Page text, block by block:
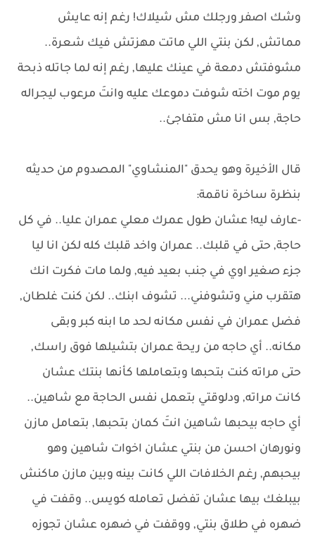
وشك اصفر ورجلك مش شيلاك! رغم إنه عايش
مماتش, لكن بنتي اللي ماتت مهزتش فيك شعرة..
مشوفتش دمعة في عينك عليها, رغم إنه لما جاتله ذبحة
يوم موت اخته شوفت دموعك عليه وانتَ مرعوب ليجراله
حاجة, بس انا مش متفاجئ..
قال الأخيرة وهو يحدق "المنشاوي" المصدوم من حديثه
بنظرة ساخرة ناقمة:
-عارف ليه! عشان طول عمرك معلي عمران عليا.. في كل
حاجة, حتى في قلبك.. عمران واخد قلبك كله لكن انا ليا
جزء صغير اوي في جنب بعيد فيه, ولما مات فكرت انك
هتقرب مني وتشوفني... تشوف ابنك.. لكن كنت غلطان,
فضل عمران في نفس مكانه لحد ما ابنه كبر وبقى
مكانه.. أي حاجه من ريحة عمران بتشيلها فوق راسك,
حتى مراته كنت بتحبها وبتعاملها كأنها بنتك عشان
كانت مراته, ودلوقتي بتعمل نفس الحاجة مع شاهين..
أي حاجه بيحبها شاهين انتَ كمان بتحبها, بتعامل مازن
ونورهان احسن من بنتي عشان اخوات شاهين وهو
بيحبهم, رغم الخلافات اللي كانت بينه وبين مازن ماكنش
بيبلغك بيها عشان تفضل تعامله كويس.. وقفت في
ضهره في طلاق بنتي, ووقفت في ضهره عشان تجوزه